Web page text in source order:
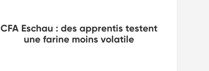
CFA Eschau : des apprentis testent
une farine moins volatile